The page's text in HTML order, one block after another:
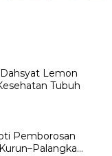
Lemon
Tubuh
Pemborosan